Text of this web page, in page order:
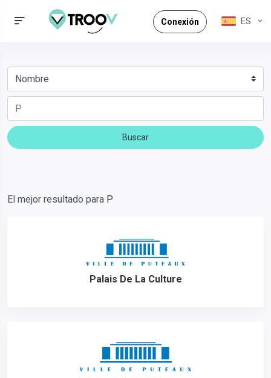
Conexión ES
Buscar
El mejor resultado para P
Palais De La Culture